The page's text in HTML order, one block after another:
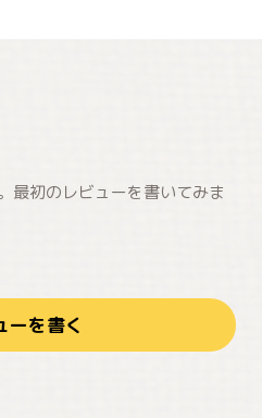
最初のレビューを書いてみま
ーを書く